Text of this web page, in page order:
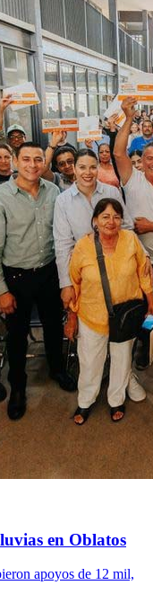
en Oblatos
apoyos de 12 mil,